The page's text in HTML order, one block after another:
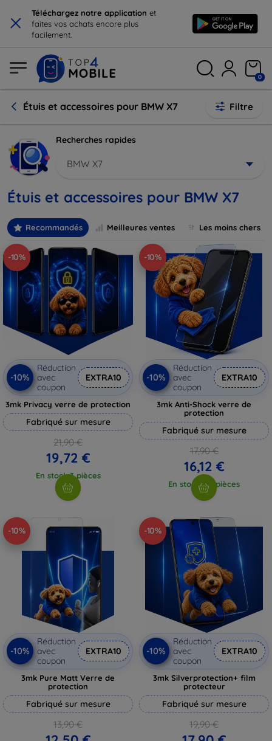
× Téléchargez notre application et
faites vos achats encore plus
facilement.
0
Étuis et accessoires pour BMW X7 Filtre
Recherches rapides
BMW X7
Étuis et accessoires pour BMW X7
Recommandés Meilleures ventes Les moins chers
-10%
-10%
Réduction
avec
coupon
EXTRA10
3mk Privacy verre de protection
Fabriqué sur mesure
21,90 €
19,72 €
En stock 3 pièces
-10%
-10%
Réduction
avec
coupon
EXTRA10
3mk Anti-Shock verre de
protection
Fabriqué sur mesure
17,90 €
16,12 €
En stock > 5 pièces
-10%
-10%
Réduction
avec
coupon
EXTRA10
3mk Pure Matt Verre de
protection
Fabriqué sur mesure
13,90 €
-10%
-10%
Réduction
avec
coupon
EXTRA10
3mk Silverprotection+ film
protecteur
Fabriqué sur mesure
19,90 €